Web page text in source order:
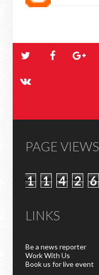
PAGE VIEWS
1 1 4 2 6
LINKS
Be a news reporter
Work With Us
Book us for live event